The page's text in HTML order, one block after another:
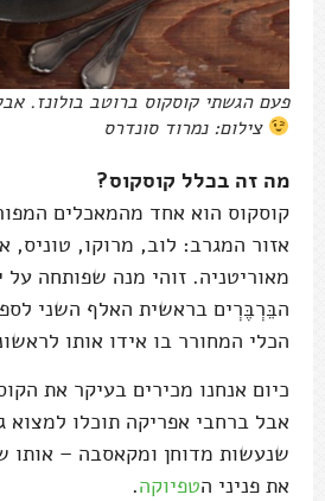
פעם הגשתי קוסקוס ברוטב בולונז.
צילום: נמרוד סונדרס
מה זה בכלל קוסקוס?
קוסקוס הוא אחד מהמאכלים
אזור המגרב: לוב, מרוקו, טוניס,
מאוריטניה. זוהי מנה שפותחה
הבֵּרְבֶּרְים בראשית האלף השני
הכלי המחורר בו אידו אותו
כיום אנחנו מכירים בעיקר את
אבל ברחבי אפריקה תוכלו למצוא
שנעשות מדוחן ומקאסבה – אותו
את פניני הטפיוקה.